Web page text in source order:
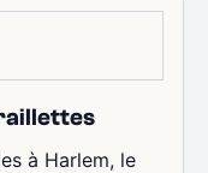
à Harlem, le